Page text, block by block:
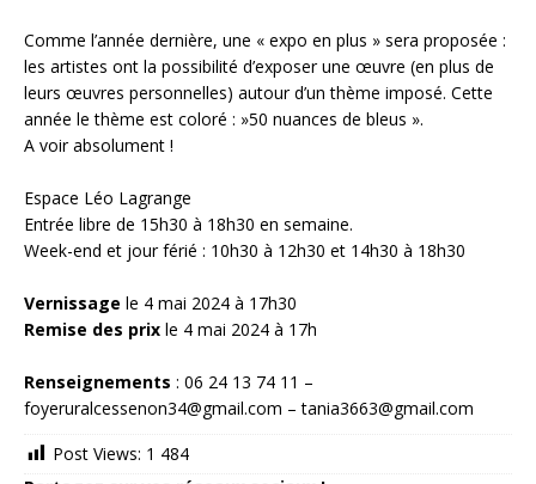
Comme l’année dernière, une « expo en plus » sera proposée :
les artistes ont la possibilité d’exposer une œuvre (en plus de
leurs œuvres personnelles) autour d’un thème imposé. Cette
année le thème est coloré : »50 nuances de bleus ».
A voir absolument !
Espace Léo Lagrange
Entrée libre de 15h30 à 18h30 en semaine.
Week-end et jour férié : 10h30 à 12h30 et 14h30 à 18h30
Vernissage le 4 mai 2024 à 17h30
Remise des prix le 4 mai 2024 à 17h
Renseignements : 06 24 13 74 11 –
foyeruralcessenon34@gmail.com – tania3663@gmail.com
Post Views: 1 484